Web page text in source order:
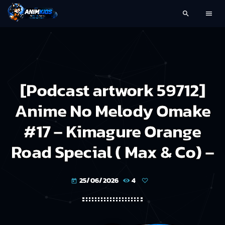
search menu
[Podcast artwork 59712]
Anime No Melody Omake
#17 – Kimagure Orange
Road Special ( Max & Co) –
today 25/06/2026 4